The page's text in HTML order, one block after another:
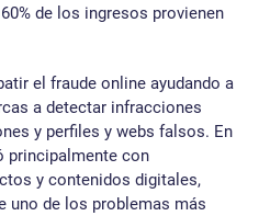
de los ingresos provienen
el fraude online ayudando a
a detectar infracciones
y perfiles y webs falsos. En
principalmente con
y contenidos digitales,
uno de los problemas más